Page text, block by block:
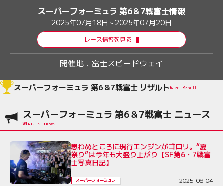
スーパーフォーミュラ 第6＆7戦富士情報
2025年07月18日～2025年07月20日
レース情報を見る
開催地： 富士スピードウェイ
スーパーフォーミュラ 第6＆7戦富士 リザルトRace Result
スーパーフォーミュラ 第6＆7戦富士 ニュース
思わぬところに現行エンジンがゴロリ。“夏
祭り”は今年も大盛り上がり【SF第6・7戦富
士写真日記】
スーパーフォーミュラ 2025-08-04